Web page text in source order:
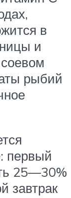
в
и
рыбий
первый
25—30%
завтрак